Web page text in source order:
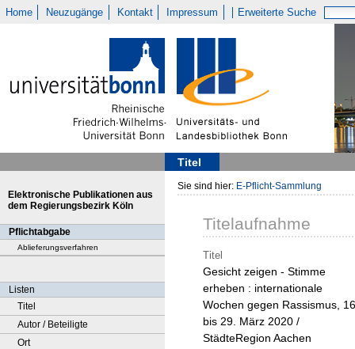
Home Neuzugänge Kontakt Impressum Erweiterte Suche
Titel
Elektronische Publikationen aus
dem Regierungsbezirk Köln
Pflichtabgabe
Ablieferungsverfahren
Listen
Titel
Autor / Beteiligte
Ort
Sie sind hier: E-Pflicht-Sammlung
Titelaufnahme
Titel
Gesicht zeigen - Stimme
erheben : internationale
Wochen gegen Rassismus,
bis 29. März 2020 /
StädteRegion Aachen